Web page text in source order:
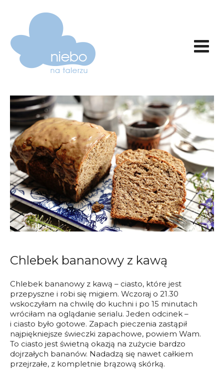
Chlebek bananowy z kawą
Chlebek bananowy z kawą – ciasto, które jest
przepyszne i robi się migiem. Wczoraj o 21.30
wskoczyłam na chwilę do kuchni i po 15 minutach
wróciłam na oglądanie serialu. Jeden odcinek –
i ciasto było gotowe. Zapach pieczenia zastąpił
najpiękniejsze świeczki zapachowe, powiem Wam.
To ciasto jest świetną okazją na zużycie bardzo
dojrzałych bananów. Nadadzą się nawet całkiem
przejrzałe, z kompletnie brązową skórką.